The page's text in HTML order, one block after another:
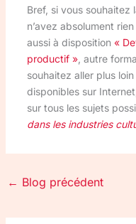
Bref, si vous souhaitez
n’avez absolument
aussi à disposition «
productif », autre
souhaitez aller plus
disponibles sur
sur tous les sujets
dans les industries
← Blog précédent